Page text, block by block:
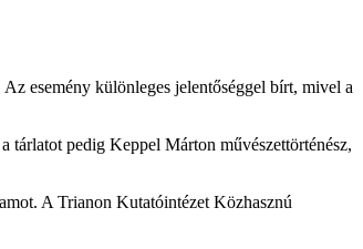
esemény különleges jelentőséggel bírt, mivel a
tárlatot pedig Keppel Márton művészettörténész,
A Trianon Kutatóintézet Közhasznú